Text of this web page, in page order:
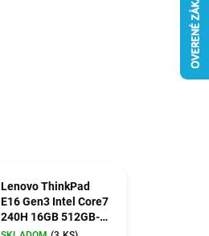
Lenovo ThinkPad
E16 Gen3 Intel Core7
240H 16GB 512GB-
SSD 16"WUXGA IPS